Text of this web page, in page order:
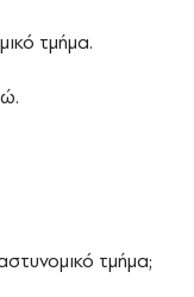
τμήμα.
τμήμα;